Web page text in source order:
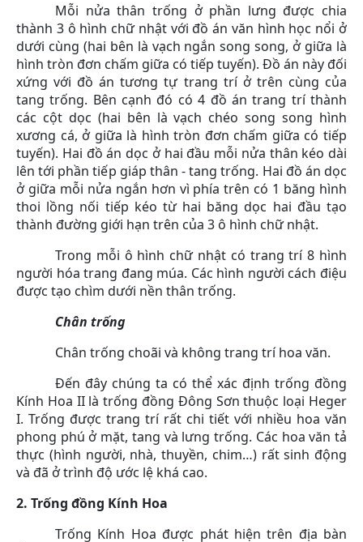
Mỗi nửa thân trống ở phần lưng được chia
thành 3 ô hình chữ nhật với đồ án văn hình học nổi ở
dưới cùng (hai bên là vạch ngắn song song, ở giữa là
hình tròn đơn chấm giữa có tiếp tuyến). Đồ án này đối
xứng với đồ án tương tự trang trí ở trên cùng của
tang trống. Bên cạnh đó có 4 đồ án trang trí thành
các cột dọc (hai bên là vạch chéo song song hình
xương cá, ở giữa là hình tròn đơn chấm giữa có tiếp
tuyến). Hai đồ án dọc ở hai đầu mỗi nửa thân kéo dài
lên tới phần tiếp giáp thân - tang trống. Hai đồ án dọc
ở giữa mỗi nửa ngắn hơn vì phía trên có 1 băng hình
thoi lồng nối tiếp kéo từ hai băng dọc hai đầu tạo
thành đường giới hạn trên của 3 ô hình chữ nhật.
Trong mỗi ô hình chữ nhật có trang trí 8 hình
người hóa trang đang múa. Các hình người cách điệu
được tạo chìm dưới nền thân trống.
Chân trống
Chân trống choãi và không trang trí hoa văn.
Đến đây chúng ta có thể xác định trống đồng
Kính Hoa II là trống đồng Đông Sơn thuộc loại Heger
I. Trống được trang trí rất chi tiết với nhiều hoa văn
phong phú ở mặt, tang và lưng trống. Các hoa văn tả
thực (hình người, nhà, thuyền, chim…) rất sinh động
và đã ở trình độ ước lệ khá cao.
2. Trống đồng Kính Hoa
Trống Kính Hoa được phát hiện trên địa bàn